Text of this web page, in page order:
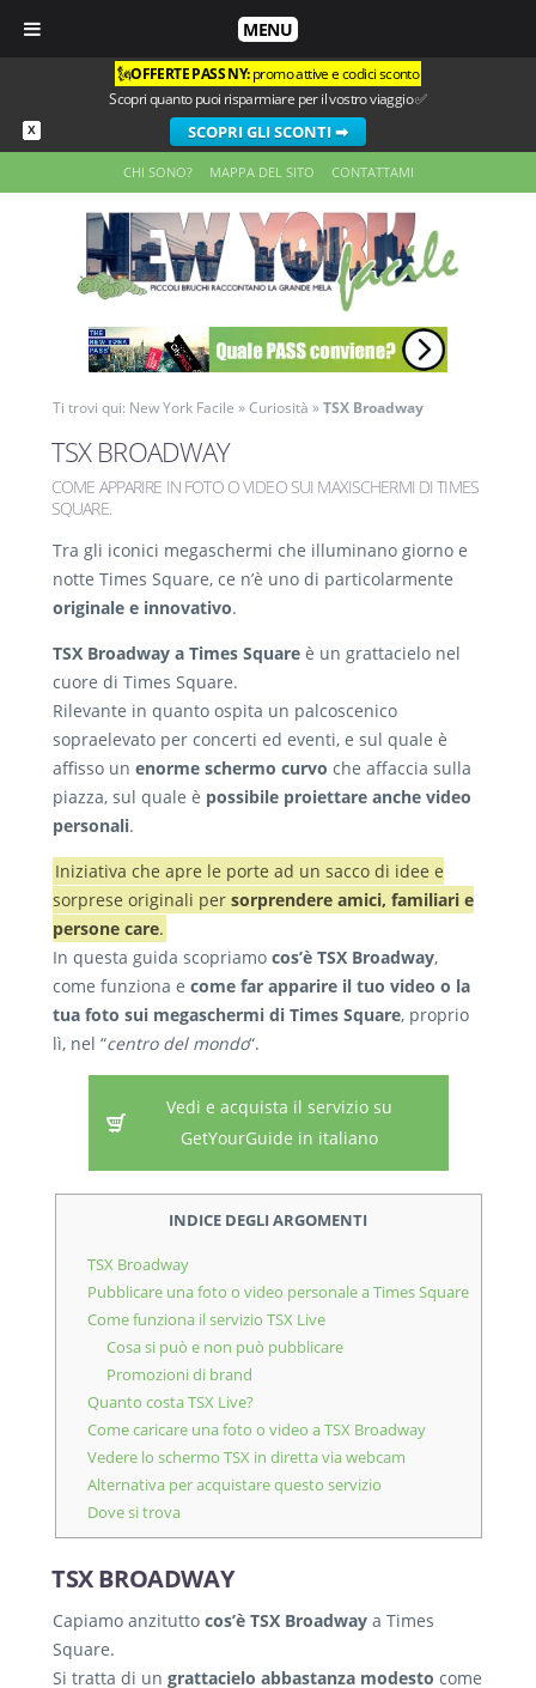
MENU
X
🗽OFFERTE PASS NY:promo attive e codici sconto
Scopri quanto puoi risparmiare per il vostro viaggio ✅
SCOPRI GLI SCONTI ➡
CHI SONO? MAPPA DEL SITO CONTATTAMI
Ti trovi qui: New York Facile »Curiosità »TSX Broadway
TSX BROADWAY
COME APPARIRE IN FOTO O VIDEO SUI MAXISCHERMI DI TIMES
SQUARE.
Tra gli iconici megaschermi che illuminano giorno e
notte Times Square, ce n’è uno di particolarmente
originale e innovativo.
TSX Broadway a Times Square è un grattacielo nel
cuore di Times Square.
Rilevante in quanto ospita un palcoscenico
sopraelevato per concerti ed eventi, e sul quale è
affisso un enorme schermo curvo che affaccia sulla
piazza, sul quale è possibile proiettare anche video
personali.
Iniziativa che apre le porte ad un sacco di idee e
sorprese originali per sorprendere amici, familiari e
persone care.
In questa guida scopriamo cos’è TSX Broadway,
come funziona e come far apparire il tuo video o la
tua foto sui megaschermi di Times Square, proprio
lì, nel “centro del mondo“.
Vedi e acquista il servizio su
GetYourGuide in italiano
INDICE DEGLI ARGOMENTI
TSX Broadway
Pubblicare una foto o video personale a Times Square
Come funziona il servizio TSX Live
Cosa si può e non può pubblicare
Promozioni di brand
Quanto costa TSX Live?
Come caricare una foto o video a TSX Broadway
Vedere lo schermo TSX in diretta via webcam
Alternativa per acquistare questo servizio
Dove si trova
TSX BROADWAY
Capiamo anzitutto cos’è TSX Broadway a Times
Square.
Si tratta di un grattacielo abbastanza modesto come